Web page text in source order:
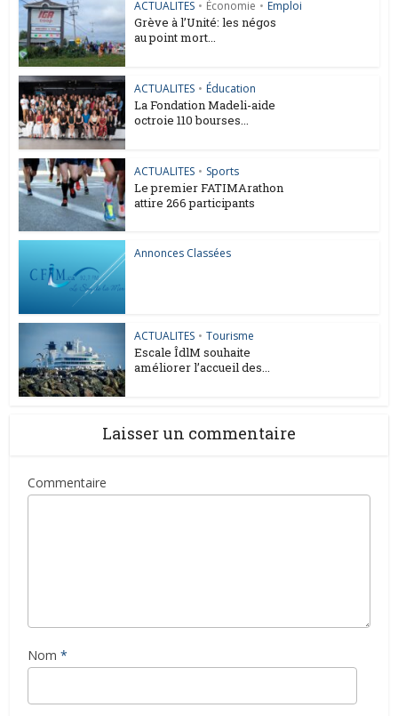
ACTUALITES • Économie • Emploi
Grève à l’Unité: les négos
au point mort...
ACTUALITES • Éducation
La Fondation Madeli-aide
octroie 110 bourses...
ACTUALITES • Sports
Le premier FATIMArathon
attire 266 participants
Annonces Classées
ACTUALITES • Tourisme
Escale ÎdlM souhaite
améliorer l’accueil des...
Laisser un commentaire
Commentaire
Nom *